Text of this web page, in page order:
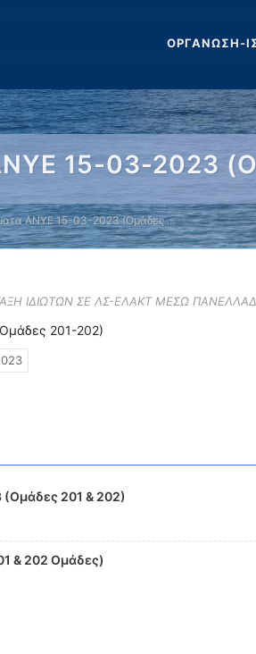
ΟΡΓΑΝΩΣΗ-
15-03-2023
ΑΝΥΕ 15-03-2023 (Ομάδες …
ΙΔΙΩΤΩΝ ΣΕ ΛΣ-ΕΛΑΚΤ ΜΕΣΩ
201-202)
201 & 202)
& 202 Ομάδες)